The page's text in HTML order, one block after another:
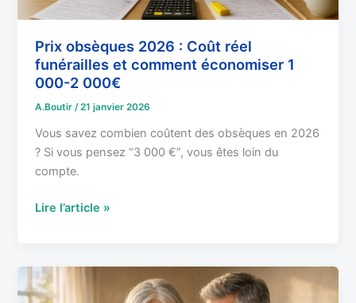
Prix obsèques 2026 : Coût réel
funérailles et comment économiser 1
000-2 000€
A.Boutir/21 janvier 2026
Vous savez combien coûtent des obsèques en 2026
? Si vous pensez “3 000 €”, vous êtes loin du
compte.
2
000€
Lire l’article »
Prévoyance
obsèques